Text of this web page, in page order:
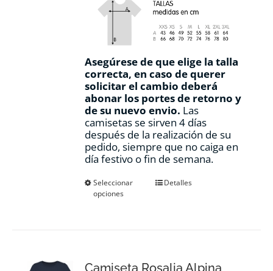
Asegúrese de que elige la talla
correcta, en caso de querer
solicitar el cambio deberá
abonar los portes de retorno y
de su nuevo envio. Las
camisetas se sirven 4 días
después de la realización de su
pedido, siempre que no caiga en
día festivo o fin de semana.
Seleccionar
opciones
Este
se
Detalles
Camiseta Rosalia Alpina